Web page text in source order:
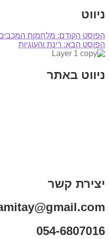
ניווט
הפוסט הקודם: מלחמות
הפוסט הבא: רינת והעוגיות
ניווט באתר
יצירת קשר
054-6807016